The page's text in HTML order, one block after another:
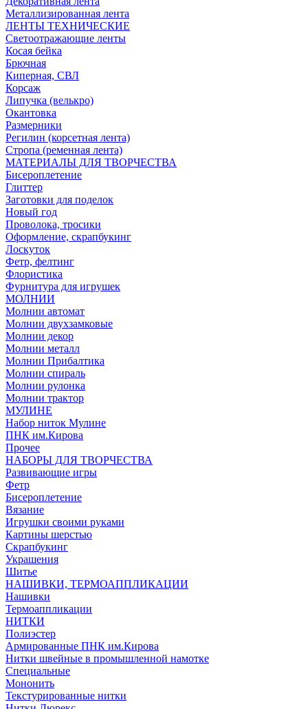
Металлизированная лента
ЛЕНТЫ ТЕХНИЧЕСКИЕ
Светоотражающие ленты
Косая бейка
Брючная
Киперная, СВЛ
Корсаж
Липучка (велькро)
Окантовка
Размерники
Регилин (корсетная лента)
Стропа (ременная лента)
МАТЕРИАЛЫ ДЛЯ ТВОРЧЕСТВА
Бисероплетение
Глиттер
Заготовки для поделок
Новый год
Проволока, тросики
Оформление, скрапбукинг
Лоскуток
Фетр, фелтинг
Флористика
Фурнитура для игрушек
МОЛНИИ
Молнии автомат
Молнии двухзамковые
Молнии декор
Молнии металл
Молнии Прибалтика
Молнии спираль
Молнии рулонка
Молнии трактор
МУЛИНЕ
Набор ниток Мулине
ПНК им.Кирова
Прочее
НАБОРЫ ДЛЯ ТВОРЧЕСТВА
Развивающие игры
Фетр
Бисероплетение
Вязание
Игрушки своими руками
Картины шерстью
Скрапбукинг
Украшения
Шитье
НАШИВКИ, ТЕРМОАППЛИКАЦИИ
Нашивки
Термоаппликации
НИТКИ
Полиэстер
Армированные ПНК им.Кирова
Нитки швейные в промышленной намотке
Специальные
Мононить
Текстурированные нитки